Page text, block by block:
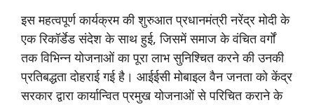
इस महत्वपूर्ण कार्यक्रम की शुरुआत प्रधानमंत्री नरेंद्र मोदी के
एक रिकॉर्डेड संदेश के साथ हुई, जिसमें समाज के वंचित वर्गों
तक विभिन्न योजनाओं का पूरा लाभ सुनिश्चित करने की उनकी
प्रतिबद्धता दोहराई गई है। आईईसी मोबाइल वैन जनता को केंद्र
सरकार द्वारा कार्यान्वित प्रमुख योजनाओं से परिचित कराने के